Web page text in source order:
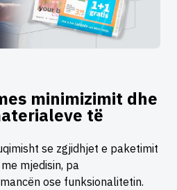
minimizimit dhe
të
se zgjidhjet e paketimit
mjedisin, pa
ose funksionalitetin.